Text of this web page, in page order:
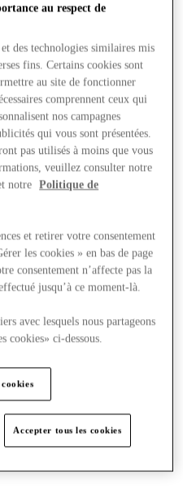
au respect de
des technologies similaires mis
fins. Certains cookies sont
au site de fonctionner
comprennent ceux qui
nos campagnes
qui vous sont présentées.
pas utilisés à moins que vous
veuillez consulter notre
notre
Politique de
et retirer votre consentement
les cookies » en bas de page
consentement n’affecte pas la
jusqu’à ce moment-là.
avec lesquels nous partageons
cookies» ci-dessous.
Accepter tous les cookies